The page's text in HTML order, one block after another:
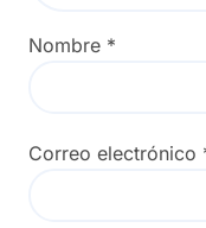
Nombre *
Correo electrónico